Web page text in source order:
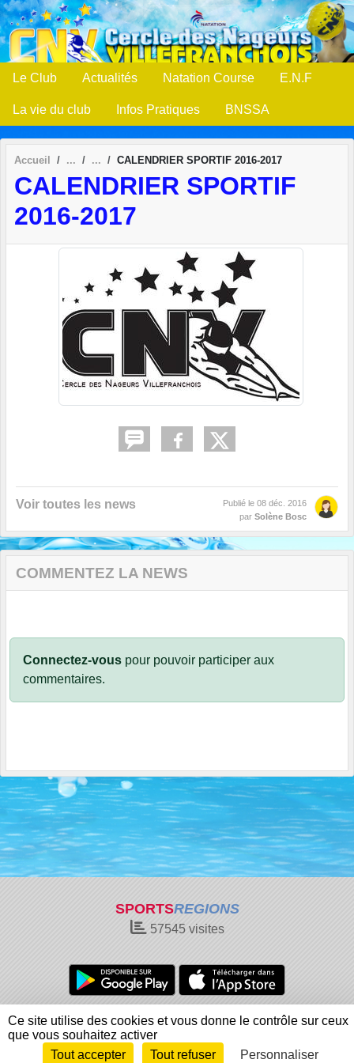
Le Club Actualités Natation Course E.N.F
La vie du club Infos Pratiques BNSSA
Accueil CALENDRIER SPORTIF 2016-2017
CALENDRIER SPORTIF
2016-2017
Voir toutes les news Publié le 08 déc. 2016
par Solène Bosc
COMMENTEZ LA NEWS
Connectez-vous pour pouvoir participer aux
commentaires.
SPORTSREGIONS
57545visites
Charte cookies
Gestion des cookies
Informations légales
Signaler un contenu inapproprié
Envie de participer ?
Connexion
Panneau de gestion des cookies
Ce site utilise des cookies et vous donne le contrôle sur ceux
que vous souhaitez activer
Tout accepter
Tout refuser Personnaliser